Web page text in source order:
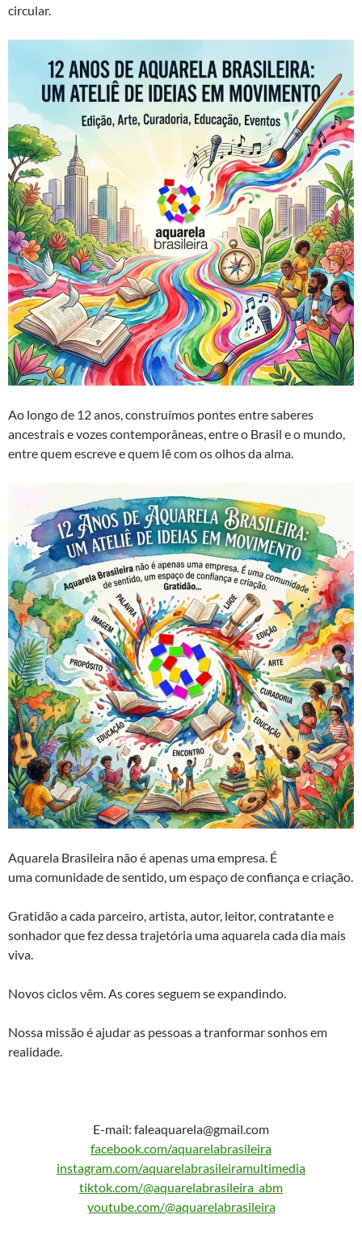
circular.
Ao longo de 12 anos, construímos pontes entre saberes
ancestrais e vozes contemporâneas, entre o Brasil e o mundo,
entre quem escreve e quem lê com os olhos da alma.
Aquarela Brasileira não é apenas uma empresa. É
uma comunidade de sentido, um espaço de confiança e criação.
Gratidão a cada parceiro, artista, autor, leitor, contratante e
sonhador que fez dessa trajetória uma aquarela cada dia mais
viva.
Novos ciclos vêm. As cores seguem se expandindo.
Nossa missão é ajudar as pessoas a tranformar sonhos em
realidade.
E-mail: faleaquarela@gmail.com
facebook.com/aquarelabrasileira
instagram.com/aquarelabrasileiramultimedia
tiktok.com/@aquarelabrasileira_abm
youtube.com/@aquarelabrasileira